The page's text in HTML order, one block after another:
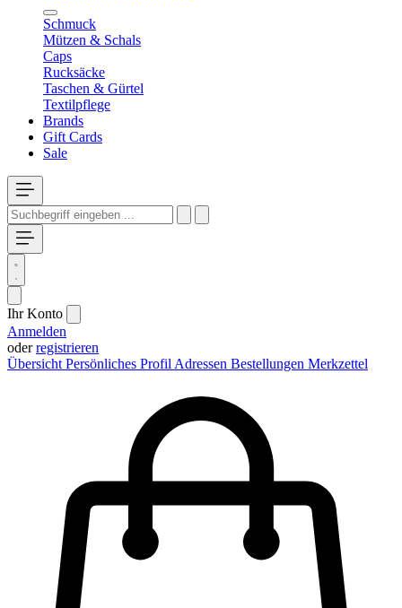
Schmuck
Mützen & Schals
Caps
Rucksäcke
Taschen & Gürtel
Textilpflege
Brands
Gift Cards
Sale
Ihr Konto
Anmelden
oderregistrieren
Übersicht Persönliches Profil Adressen Bestellungen Merkzettel